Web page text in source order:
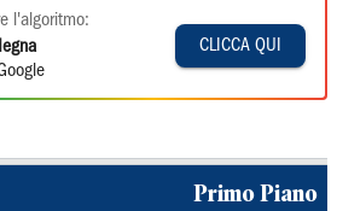
l'algoritmo:
CLICCA QUI
Primo Piano